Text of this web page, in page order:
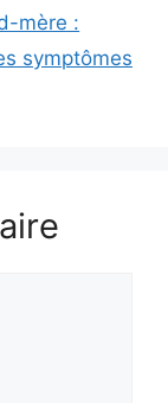
mère :
symptômes